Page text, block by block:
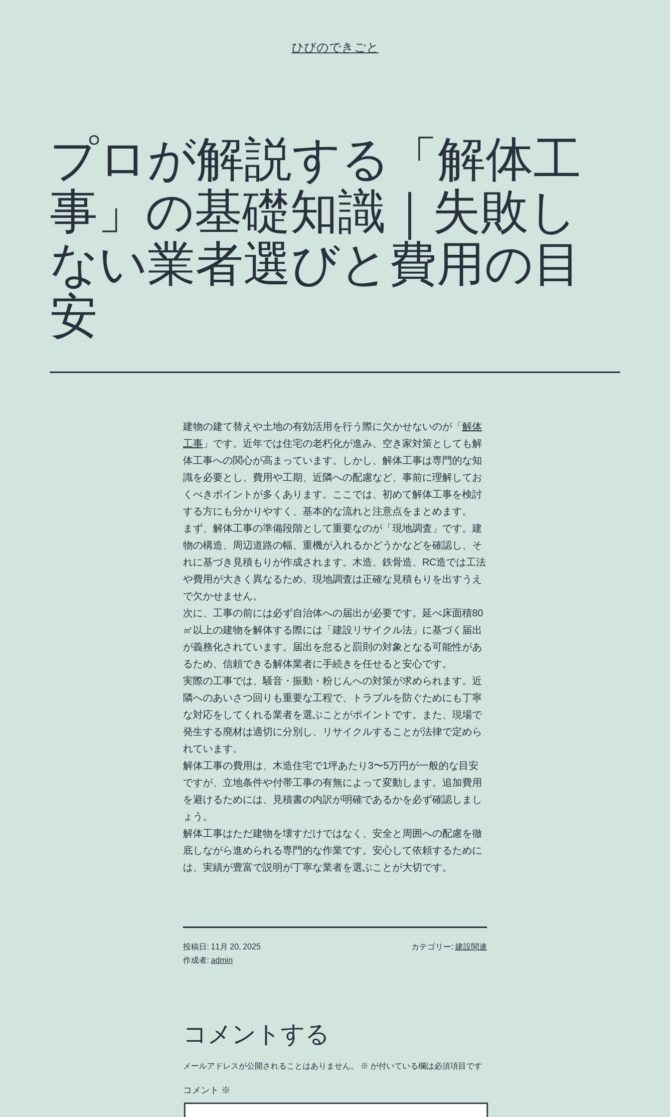
ひびのできごと
プロが解説する「解体工
事」の基礎知識｜失敗し
ない業者選びと費用の目
安
建物の建て替えや土地の有効活用を行う際に欠かせないのが「 解体
工事 」です。近年では住宅の老朽化が進み、空き家対策としても解
体工事への関心が高まっています。しかし、解体工事は専門的な知
識を必要とし、費用や工期、近隣への配慮など、事前に理解してお
くべきポイントが多くあります。ここでは、初めて解体工事を検討
する方にも分かりやすく、基本的な流れと注意点をまとめます。
まず、解体工事の準備段階として重要なのが「現地調査」です。建
物の構造、周辺道路の幅、重機が入れるかどうかなどを確認し、そ
れに基づき見積もりが作成されます。木造、鉄骨造、RC造では工法
や費用が大きく異なるため、現地調査は正確な見積もりを出すうえ
で欠かせません。
次に、工事の前には必ず自治体への届出が必要です。延べ床面積80
㎡以上の建物を解体する際には「建設リサイクル法」に基づく届出
が義務化されています。届出を怠ると罰則の対象となる可能性があ
るため、信頼できる解体業者に手続きを任せると安心です。
実際の工事では、騒音・振動・粉じんへの対策が求められます。近
隣へのあいさつ回りも重要な工程で、トラブルを防ぐためにも丁寧
な対応をしてくれる業者を選ぶことがポイントです。また、現場で
発生する廃材は適切に分別し、リサイクルすることが法律で定めら
れています。
解体工事の費用は、木造住宅で1坪あたり3〜5万円が一般的な目安
ですが、立地条件や付帯工事の有無によって変動します。追加費用
を避けるためには、見積書の内訳が明確であるかを必ず確認しまし
ょう。
解体工事はただ建物を壊すだけではなく、安全と周囲への配慮を徹
底しながら進められる専門的な作業です。安心して依頼するために
は、実績が豊富で説明が丁寧な業者を選ぶことが大切です。
投稿日: 11月 20, 2025
作成者: admin
カテゴリー: 建設関連
コメントする
メールアドレスが公開されることはありません。 ※ が付いている欄は必須項目です
コメント ※